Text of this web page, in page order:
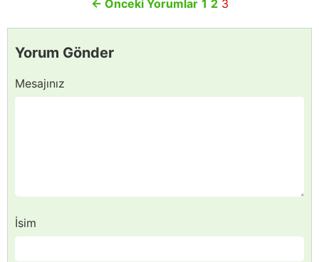
← Önceki Yorumlar 1 2 3
Yorum Gönder
Mesajınız
İsim